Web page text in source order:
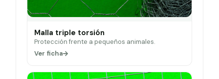
Malla triple torsión
Protección frente a pequeños animales.
Ver ficha